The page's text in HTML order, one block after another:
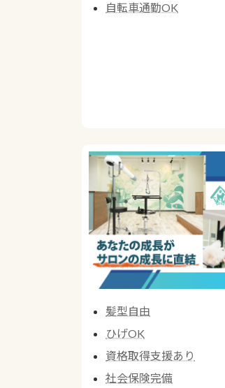
自転車通勤OK
髪型自由
ひげOK
資格取得支援あり
社会保険完備